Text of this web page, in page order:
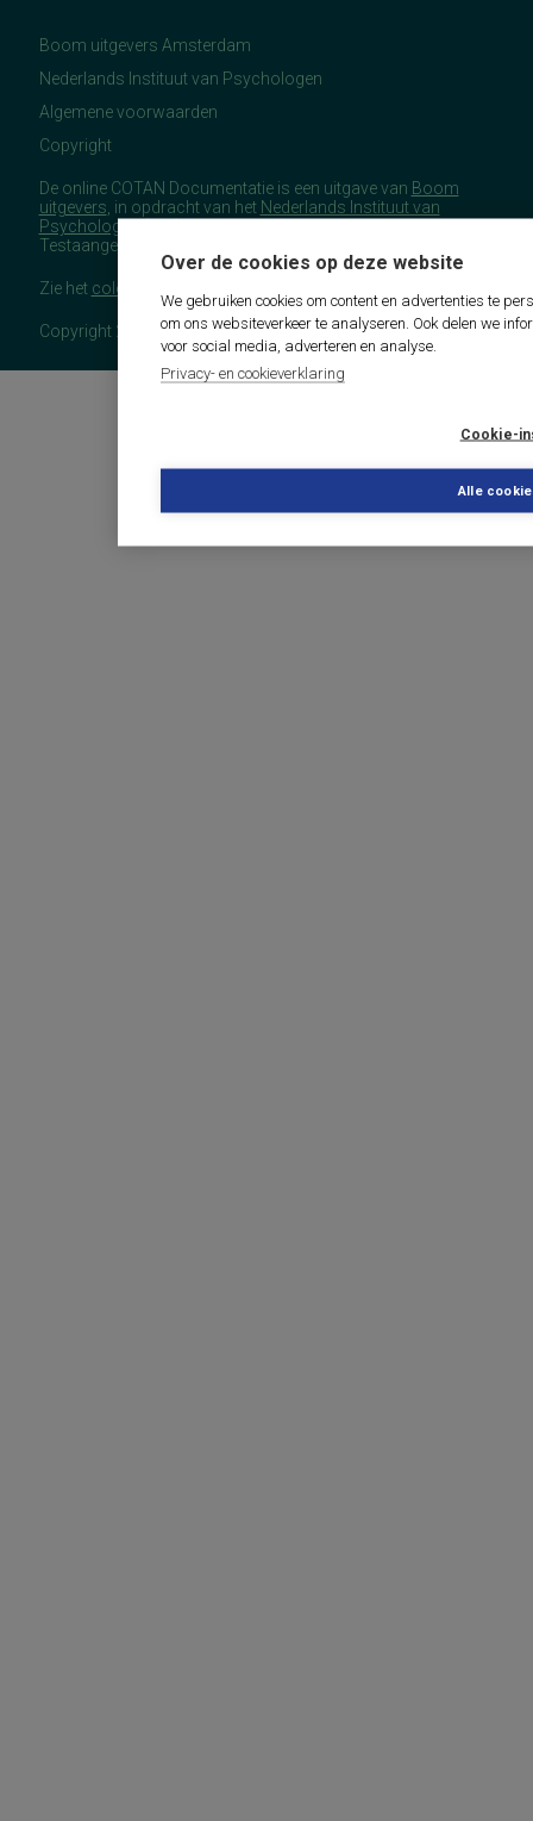
Over de cookies op deze website
We gebruiken cookies om content en advertenties te
om ons websiteverkeer te analyseren. Ook delen we
voor social media, adverteren en analyse.
Privacy- en cookieverklaring
Cookie-
Alle
Boom uitgevers Amsterdam
Nederlands Instituut van Psychologen
Algemene voorwaarden
Copyright
De online COTAN Documentatie is een uitgave van Boom
uitgevers , in opdracht van het Nederlands Instituut van
Psychologen(NIP), namens de Commissie
Testaangelegenheden Nederland (COTAN).
Zie het colofon
Copyright 2026 - COTAN Documentatie